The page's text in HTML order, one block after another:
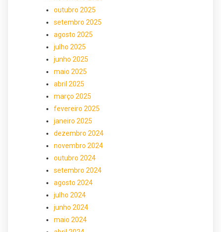
outubro 2025
setembro 2025
agosto 2025
julho 2025
junho 2025
maio 2025
abril 2025
março 2025
fevereiro 2025
janeiro 2025
dezembro 2024
novembro 2024
outubro 2024
setembro 2024
agosto 2024
julho 2024
junho 2024
maio 2024